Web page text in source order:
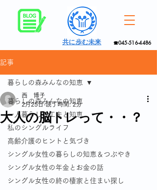
☎045-516-4486
共に歩む未来
記事
暮らしの森みんなの知恵
一人暮らしの工夫と知恵
私のシングルライフ
高齢介護のヒントと気づき
シングル女性の暮らしの知恵＆つぶやき
シングル女性の年金とお金の話
シングル女性の終の棲家と住まい探し
暮らしの森みんなの知恵
大人の脳トレって・・？
西 博子
2月25日 読了時間: 2分